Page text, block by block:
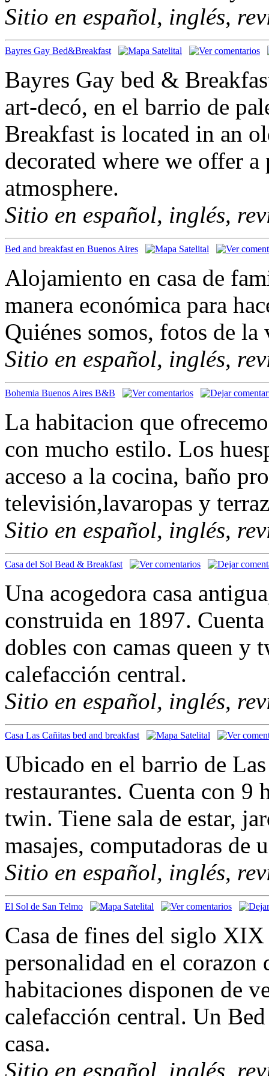
Sitio en español, inglés,
Bayres Gay Bed&Breakfast
Bayres Gay bed &
art-decó, en el barrio de
Breakfast is located in an
decorated where we offer
atmosphere.
Sitio en español, inglés,
Bed and breakfast en Buenos Aires
Alojamiento en casa de
manera económica para
Quiénes somos, fotos de
Sitio en español, inglés,
Bohemia Buenos Aires B&B
La habitacion que
con mucho estilo. Los
acceso a la cocina, baño
televisión,lavaropas y
Sitio en español, inglés,
Casa del Sol Bead & Breakfast
Una acogedora casa
construida en 1897.
dobles con camas queen y
calefacción central.
Sitio en español, inglés,
Casa Las Cañitas bed and breakfast
Ubicado en el barrio de
restaurantes. Cuenta con 9
twin. Tiene sala de estar,
masajes, computadoras de
Sitio en español, inglés,
El Sol de San Telmo
Casa de fines del siglo
personalidad en el corazon
habitaciones disponen de
calefacción central. Un
casa.
Sitio en español, inglés,